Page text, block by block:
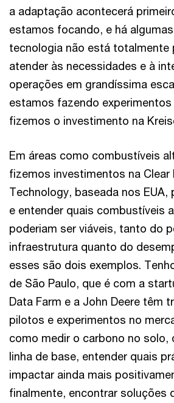
a adaptação acontecerá
estamos focando, e há
tecnologia não está totalmente
atender às necessidades e à
operações em grandíssima
estamos fazendo experimentos
fizemos o investimento na
Em áreas como combustíveis
fizemos investimentos na Clear
Technology, baseada nos EUA,
e entender quais combustíveis
poderiam ser viáveis, tanto do
infraestrutura quanto do
esses são dois exemplos.
de São Paulo, que é com a
Data Farm e a John Deere têm
pilotos e experimentos no
como medir o carbono no solo,
linha de base, entender quais
impactar ainda mais
finalmente, encontrar soluções